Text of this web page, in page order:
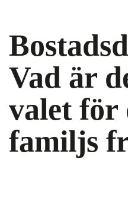
Vad är
valet för
familjs